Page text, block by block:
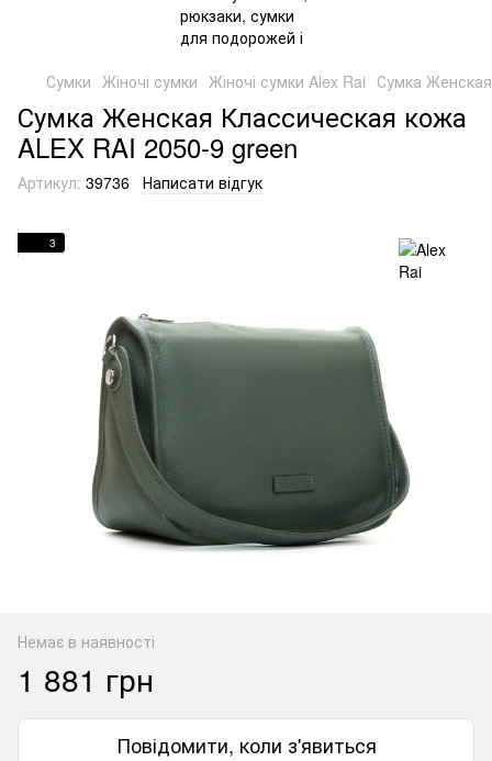
Сумки Жіночі сумки Жіночі сумки Alex Rai Сумка
Сумка Женская Классическая кожа
ALEX RAI 2050-9 green
Артикул: 39736 Написати відгук
3
Немає в наявності
1 881 грн
Повідомити, коли з'явиться